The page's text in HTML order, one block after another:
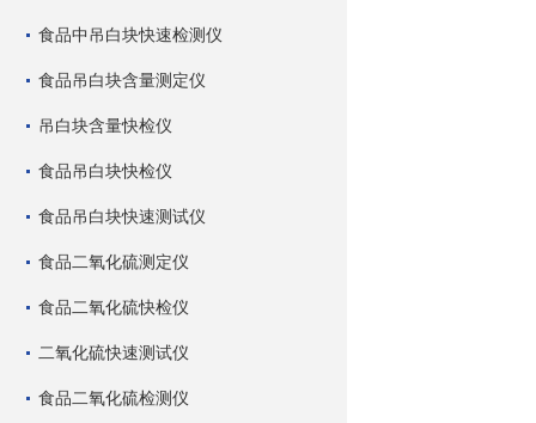
食品中吊白块快速检测仪
食品吊白块含量测定仪
吊白块含量快检仪
食品吊白块快检仪
食品吊白块快速测试仪
食品二氧化硫测定仪
食品二氧化硫快检仪
二氧化硫快速测试仪
食品二氧化硫检测仪